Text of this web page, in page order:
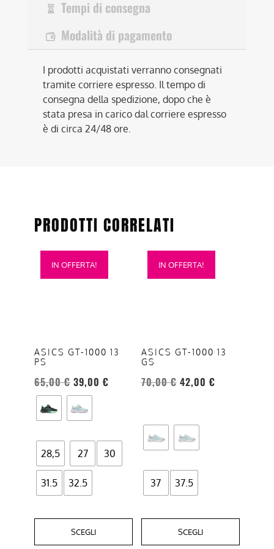
Tempi di consegna
Modalità di pagamento
I prodotti acquistati verranno consegnati
tramite corriere espresso. Il tempo di
consegna della spedizione, dopo che è
stata presa in carico dal corriere espresso
è di circa 24/48 ore.
PRODOTTI CORRELATI
IN OFFERTA!
ASICS GT-1000 13
PS
65,00€ 39,00 €
28,5 27 30
31.5 32.5
SCEGLI
Questo
prodotto
opzioni
possono
essere
scelte
nella
del
prodotto
IN OFFERTA!
ASICS GT-1000 13
GS
70,00€ 42,00 €
37 37.5
SCEGLI
Questo
prodotto
opzioni
possono
essere
pagina
del